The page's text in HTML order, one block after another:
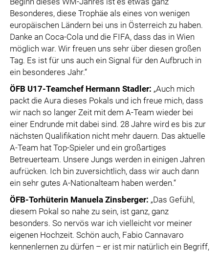
Besonderes, diese Trophäe als eines von wenigen
europäischen Ländern bei uns in Österreich zu haben.
Danke an Coca-Cola und die FIFA, dass das in Wien
möglich war. Wir freuen uns sehr über diesen großen
Tag. Es ist für uns auch ein Signal für den Aufbruch in
ein besonderes Jahr.“
ÖFB U17-Teamchef Hermann Stadler: „Auch mich
packt die Aura dieses Pokals und ich freue mich, dass
wir nach so langer Zeit mit dem A-Team wieder bei
einer Endrunde mit dabei sind. 28 Jahre wird es bis zur
nächsten Qualifikation nicht mehr dauern. Das aktuelle
A-Team hat Top-Spieler und ein großartiges
Betreuerteam. Unsere Jungs werden in einigen Jahren
aufrücken. Ich bin zuversichtlich, dass wir auch dann
ein sehr gutes A-Nationalteam haben werden.“
ÖFB-Torhüterin Manuela Zinsberger: „Das Gefühl,
diesem Pokal so nahe zu sein, ist ganz, ganz
besonders. So nervös war ich vielleicht vor meiner
eigenen Hochzeit. Schön auch, Fabio Cannavaro
kennenlernen zu dürfen – er ist mir natürlich ein Begriff,